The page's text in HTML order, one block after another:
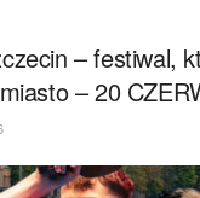
– festiwal,
– 20